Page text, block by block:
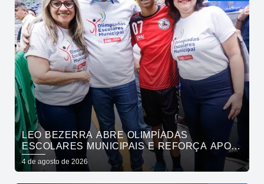
LEO BEZERRA ABRE OLIMPÍADAS
ESCOLARES MUNICIPAIS E REFORÇA APOIO
DA PREFEITURA DE JOÃO PESSOA AO
ESPORTE
4 de agosto de 2026